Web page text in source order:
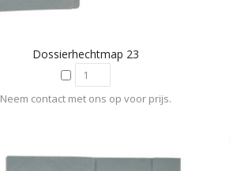
Dossierhechtmap 23
Neem contact met ons op voor prijs.